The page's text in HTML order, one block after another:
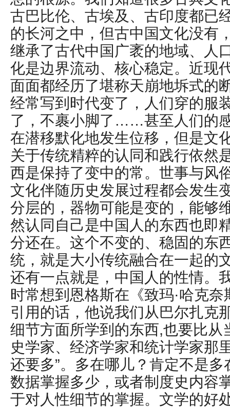
古巴比伦、古埃及、古印度都已
的长河之中，但古中国文化没有
继承了古代中国广袤的地域、人
化是边界流动、核心稳定。近现
面面都经历了堪称天崩地坼式的
经常写到时代变了，人们穿的服
了，不裹小脚了……甚至人们的
在潜移默化地发生位移，但是文
关于传统精粹的认同和践行依然
西是保持了变中的常。世事与风
文化伴随历史发展过程都会发生
分层的，器物可能是变的，能够
然认同自己是中国人的东西也即
分还在。这个不变的、稳固的东
统，就是大小传统融合在一起的
还有一点就是，中国人的性情。
时常想到恩格斯在《致玛·哈克
引用的话，他说我们从巴尔扎克
细节方面所学到的东西,也要比从
史学家、经济学家和统计学家那
还要多”。多在哪儿？肯定不是
数据掌握多少，或者制度史内容
于对人性细节的掌握。文学的好